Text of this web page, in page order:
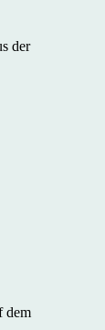
der
dem